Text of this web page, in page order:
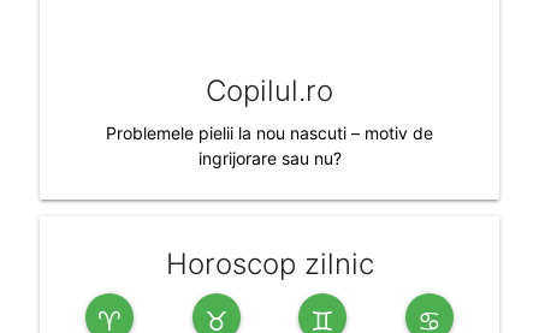
Copilul.ro
Problemele pielii la nou nascuti – motiv de
ingrijorare sau nu?
Horoscop zilnic
♈ ♉ ♊ ♋